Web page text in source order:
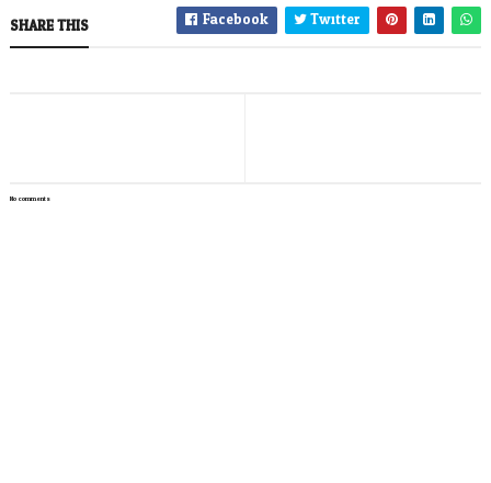
SHARE THIS Facebook Twitter
No comments